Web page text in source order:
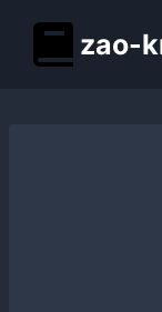
содержимому
zao-